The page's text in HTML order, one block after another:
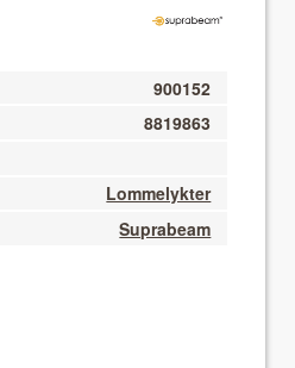
900152
8819863
Lommelykter
Suprabeam